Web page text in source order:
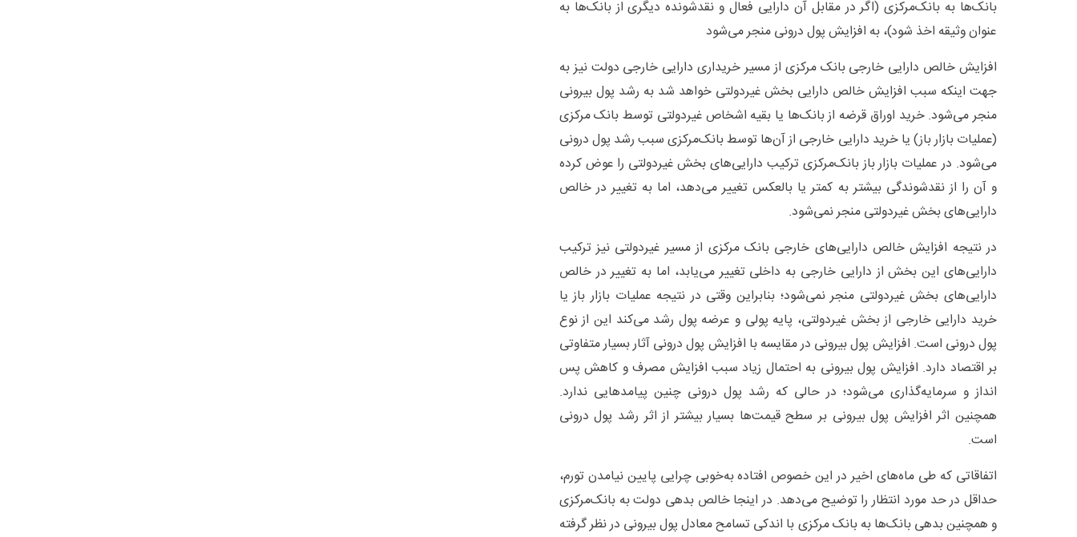
بانک‌ها به بانک‌مرکزی (اگر در مقابل آن دارایی فعال و نقدشونده دیگری از بانک‌ها به
عنوان وثیقه اخذ شود)، به افزایش پول درونی منجر می‌شود
افزایش خالص دارایی خارجی بانک مرکزی از مسیر خریداری دارایی خارجی دولت نیز به
جهت اینکه سبب افزایش خالص دارایی بخش غیردولتی خواهد شد به رشد پول بیرونی
منجر می‌شود. خرید اوراق قرضه از بانک‌ها یا بقیه اشخاص غیردولتی توسط بانک مرکزی
(عملیات بازار باز) یا خرید دارایی خارجی از آن‌ها توسط بانک‌مرکزی سبب رشد پول درونی
می‌شود. در عملیات بازار باز بانک‌مرکزی ترکیب دارایی‌های بخش غیردولتی را عوض کرده
و آن را از نقدشوندگی بیشتر به کمتر یا بالعکس تغییر می‌دهد، اما به تغییر در خالص
دارایی‌های بخش غیردولتی منجر نمی‌شود.
در نتیجه افزایش خالص دارایی‌های خارجی بانک مرکزی از مسیر غیردولتی نیز ترکیب
دارایی‌های این بخش از دارایی خارجی به داخلی تغییر می‌یابد، اما به تغییر در خالص
دارایی‌های بخش غیردولتی منجر نمی‌شود؛ بنابراین وقتی در نتیجه عملیات بازار باز یا
خرید دارایی خارجی از بخش غیردولتی، پایه پولی و عرضه پول رشد می‌کند این از نوع
پول درونی است. افزایش پول بیرونی در مقایسه با افزایش پول درونی آثار بسیار متفاوتی
بر اقتصاد دارد. افزایش پول بیرونی به احتمال زیاد سبب افزایش مصرف و کاهش پس
انداز و سرمایه‌گذاری می‌شود؛ در حالی که رشد پول درونی چنین پیامد‌هایی ندارد.
همچنین اثر افزایش پول بیرونی بر سطح قیمت‌ها بسیار بیشتر از اثر رشد پول درونی
است.
اتفاقاتی که طی ماه‌های اخیر در این خصوص افتاده به‌خوبی چرایی پایین نیامدن تورم،
حداقل در حد مورد انتظار را توضیح می‌دهد. در اینجا خالص بدهی دولت به بانک‌مرکزی
و همچنین بدهی بانک‌ها به بانک مرکزی با اندکی تسامح معادل پول بیرونی در نظر گرفته